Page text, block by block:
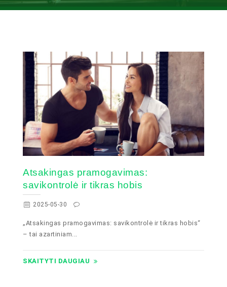
Atsakingas pramogavimas:
savikontrolė ir tikras hobis
2025-05-30
„Atsakingas pramogavimas: savikontrolė ir tikras hobis“
– tai azartiniam...
SKAITYTI DAUGIAU